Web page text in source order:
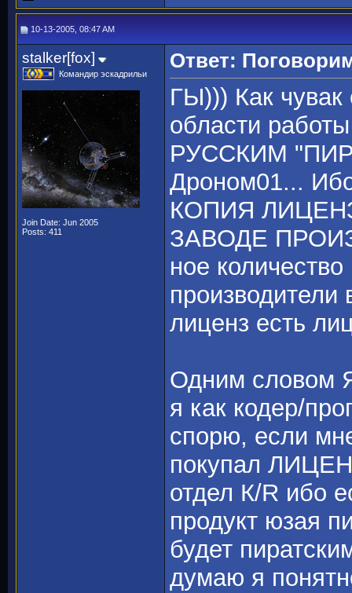
10-13-2005, 08:47 AM
stalker[fox]
Командир эскадрильи
Join Date: Jun 2005
Posts: 411
Ответ:
ГЫ))) Как
области
РУССКИМ
Дроном01...
КОПИЯ
ЗАВОДЕ
ное
производители
лиценз есть
Одним словом
я как кодер/
спорю, если
покупал
отдел К/R ибо
продукт юзая
будет
думаю я